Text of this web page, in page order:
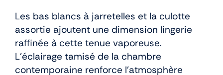
Les bas blancs à jarretelles et la culotte
assortie ajoutent une dimension lingerie
raffinée à cette tenue vaporeuse.
L’éclairage tamisé de la chambre
contemporaine renforce l’atmosphère